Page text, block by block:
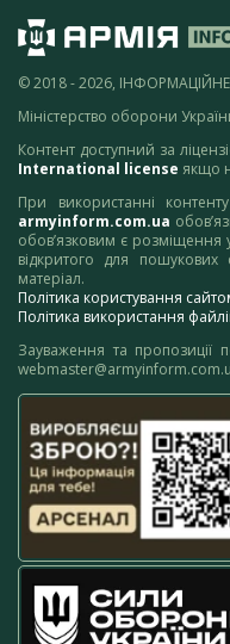
© 2018 - 2026,
Міністерство оборони
Контент доступний за
International license якщо
При використанні
armyinform.com.ua
обов’язковим є розміщення
відкритого для
матеріал.
Політика користування
Політика використання
Зауваження та пропозиції